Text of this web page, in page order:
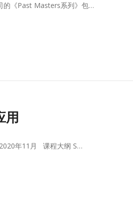
的《Past Masters系列》包…
用
年11月 课程大纲 S…